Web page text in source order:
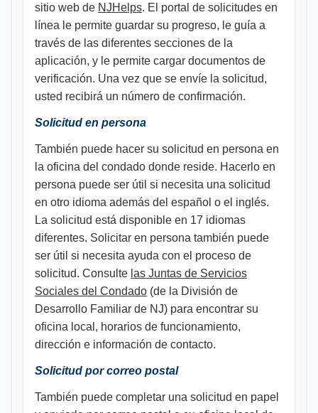
sitio web de NJHelps. El portal de solicitudes en
línea le permite guardar su progreso, le guía a
través de las diferentes secciones de la
aplicación, y le permite cargar documentos de
verificación. Una vez que se envíe la solicitud,
usted recibirá un número de confirmación.
Solicitud en persona
También puede hacer su solicitud en persona en
la oficina del condado donde reside. Hacerlo en
persona puede ser útil si necesita una solicitud
en otro idioma además del español o el inglés.
La solicitud está disponible en 17 idiomas
diferentes. Solicitar en persona también puede
ser útil si necesita ayuda con el proceso de
solicitud. Consulte las Juntas de Servicios
Sociales del Condado (de la División de
Desarrollo Familiar de NJ) para encontrar su
oficina local, horarios de funcionamiento,
dirección e información de contacto.
Solicitud por correo postal
También puede completar una solicitud en papel